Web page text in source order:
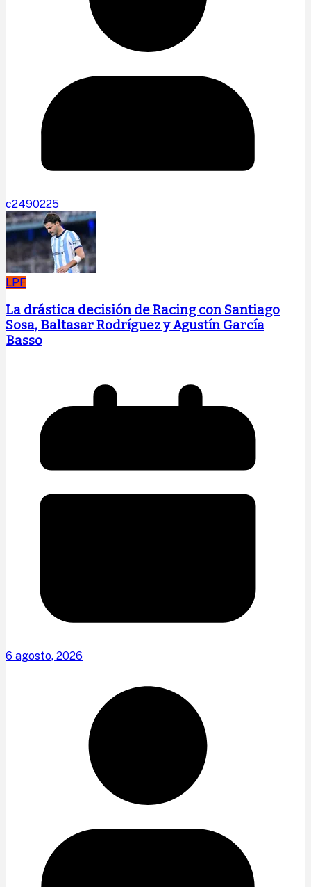
c2490225
LPF
La drástica decisión de Racing con Santiago
Sosa, Baltasar Rodríguez y Agustín García
Basso
6 agosto, 2026